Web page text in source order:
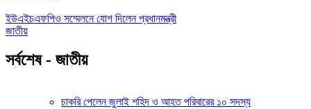
ইউএইচএফপিও সম্মেলনে যোগ দিলেন প্রধানমন্ত্রী
জাতীয়
সর্বশেষ - জাতীয়
চাকরি পেলেন জুলাই শহিদ ও আহত পরিবারের ১০ সদস্য